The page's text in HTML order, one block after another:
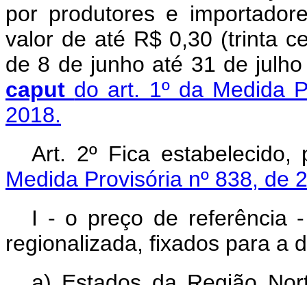
por produtores e
valor de até R$ 0,30 (trinta
de 8 de junho até 31 de
caput do art. 1º da Medida
2018.
Art. 2º Fica
Medida Provisória nº 838, de
I - o preço de referência
regionalizada, fixados para a